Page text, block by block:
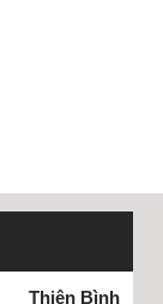
Thiên Bình